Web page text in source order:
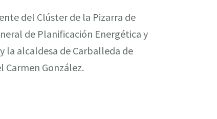
del Clúster de la Pizarra de
de Planificación Energética y
la alcaldesa de Carballeda de
Carmen González.